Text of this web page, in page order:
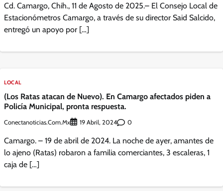
Cd. Camargo, Chih., 11 de Agosto de 2025.– El Consejo Local de
Estacionómetros Camargo, a través de su director Said Salcido,
entregó un apoyo por […]
LOCAL
(Los Ratas atacan de Nuevo). En Camargo afectados piden a
Policía Municipal, pronta respuesta.
Conectanoticias.com.mx 19 Abril, 2024 0
Camargo. – 19 de abril de 2024. La noche de ayer, amantes de
lo ajeno (Ratas) robaron a familia comerciantes, 3 escaleras, 1
caja de […]